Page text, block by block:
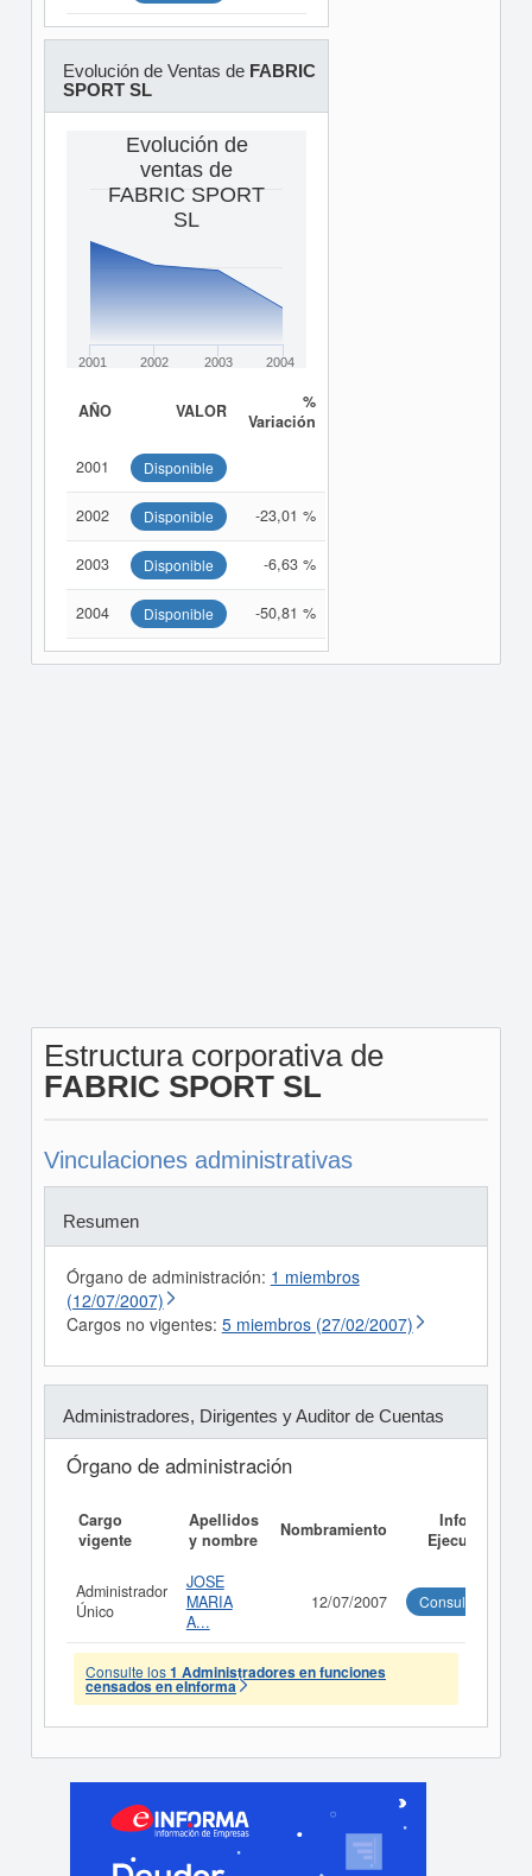
Evolución de Ventas de FABRIC
SPORT SL
Evolución de
ventas de
FABRIC SPORT
SL
2001 2002 2003 2004
AÑO VALOR
%
Variación
2001 Disponible
2002 Disponible -23,01 %
2003 Disponible -6,63 %
2004 Disponible -50,81 %
Estructura corporativa de
FABRIC SPORT SL
Vinculaciones administrativas
Resumen
Órgano de administración: 1 miembros
(12/07/2007)
Cargos no vigentes: 5 miembros (27/02/2007)
Administradores, Dirigentes y Auditor de Cuentas
Órgano de administración
Cargo
vigente
Apellidos
y nombre
Nombramiento
Informe
Ejecutivo
Administrador
Único
JOSE
MARIA
A...
12/07/2007 Consultar
Consulte los1 Administradores en funciones
censados en eInforma